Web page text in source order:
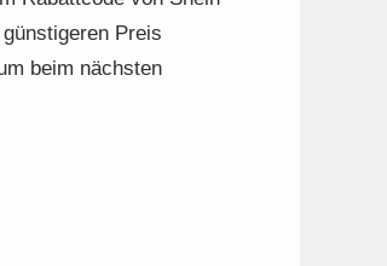
Preis
beim nächsten